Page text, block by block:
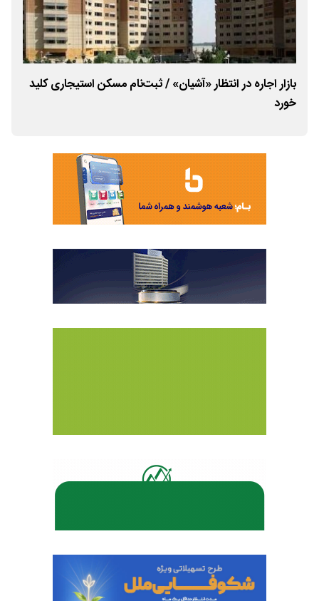
بازار اجاره در انتظار «آشیان» / ثبت‌نام مسکن استیجاری کلید
خورد